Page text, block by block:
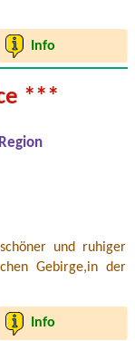
Info
***
und ruhiger
Gebirge,in der
Info